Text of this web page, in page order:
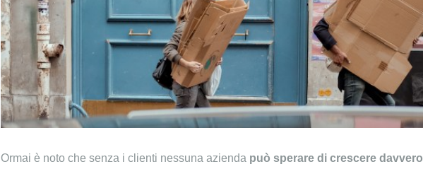
Ormai è noto che senza i clienti nessuna azienda può sperare di crescere davvero